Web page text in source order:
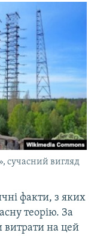
cучасний вигляд
факти, з яких
теорію. За
витрати на цей